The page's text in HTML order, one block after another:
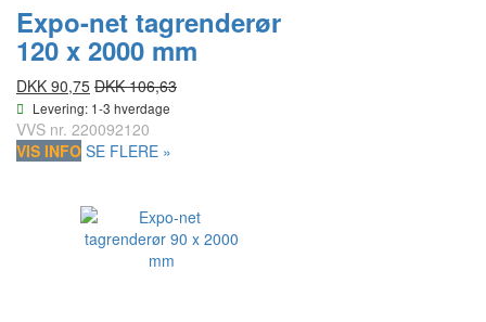
Expo-net tagrenderør
120 x 2000 mm
DKK 90,75 DKK 106,63
Levering: 1-3 hverdage
VVS nr. 220092120
VIS INFO SE FLERE »